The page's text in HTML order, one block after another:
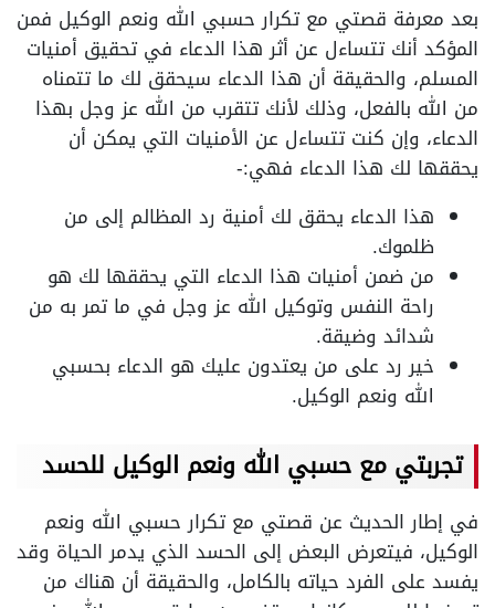
بعد معرفة قصتي مع تكرار حسبي الله ونعم الوكيل فمن
المؤكد أنك تتساءل عن أثر هذا الدعاء في تحقيق أمنيات
المسلم، والحقيقة أن هذا الدعاء سيحقق لك ما تتمناه
من الله بالفعل، وذلك لأنك تتقرب من الله عز وجل بهذا
الدعاء، وإن كنت تتساءل عن الأمنيات التي يمكن أن
يحققها لك هذا الدعاء فهي:-
هذا الدعاء يحقق لك أمنية رد المظالم إلى من
ظلموك.
من ضمن أمنيات هذا الدعاء التي يحققها لك هو
راحة النفس وتوكيل الله عز وجل في ما تمر به من
شدائد وضيقة.
خير رد على من يعتدون عليك هو الدعاء بحسبي
الله ونعم الوكيل.
تجربتي مع حسبي الله ونعم الوكيل للحسد
في إطار الحديث عن قصتي مع تكرار حسبي الله ونعم
الوكيل، فيتعرض البعض إلى الحسد الذي يدمر الحياة وقد
يفسد على الفرد حياته بالكامل، والحقيقة أن هناك من